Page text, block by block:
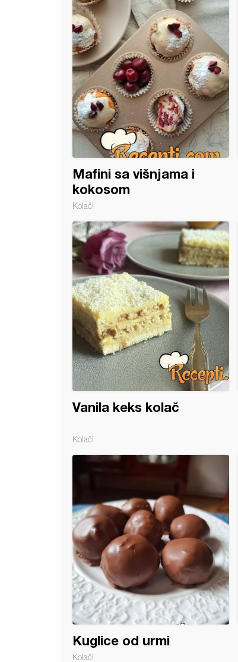
Mafini sa višnjama i
kokosom
Kolači
Vanila keks kolač
Kolači
jagoda kolač
Kuglice od urmi
Kolači